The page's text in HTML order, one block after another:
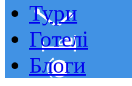
Тури
Готелі
Блоги